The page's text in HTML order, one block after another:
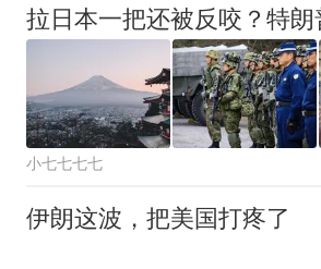
小七七七七
伊朗这波，把美国打疼了